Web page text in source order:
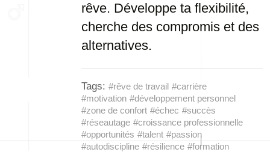
rêve. Développe ta flexibilité,
cherche des compromis et des
alternatives.
Tags: #rêve de travail #carrière
#motivation #développement personnel
#zone de confort #échec #succès
#réseautage #croissance professionnelle
#opportunités #talent #passion
#autodiscipline #résilience #formation